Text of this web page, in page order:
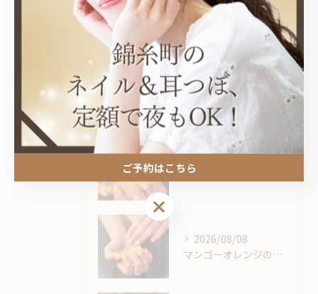
オフィス
シンプル
最近の投稿 Recent Posts
2026/08/08
マンゴーオレンジのようなカラー🥭‪🧡‬‪
ご予約はこちら
ご予約はこちら